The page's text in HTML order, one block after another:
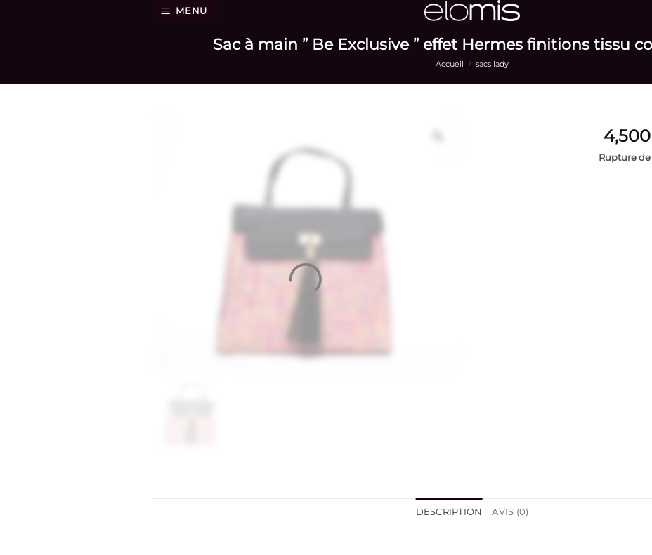
MENU
Sac à main ” Be Exclusive ” effet Hermes finitions tissu
Accueil / sacs lady
4,500
Rupture de
DESCRIPTION AVIS (0)